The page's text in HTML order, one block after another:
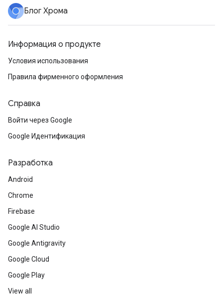
Блог Хрома
Информация о продукте
Условия использования
Правила фирменного оформления
Справка
Войти через Google
Google Идентификация
Разработка
Android
Chrome
Firebase
Google AI Studio
Google Antigravity
Google Cloud
Google Play
View all